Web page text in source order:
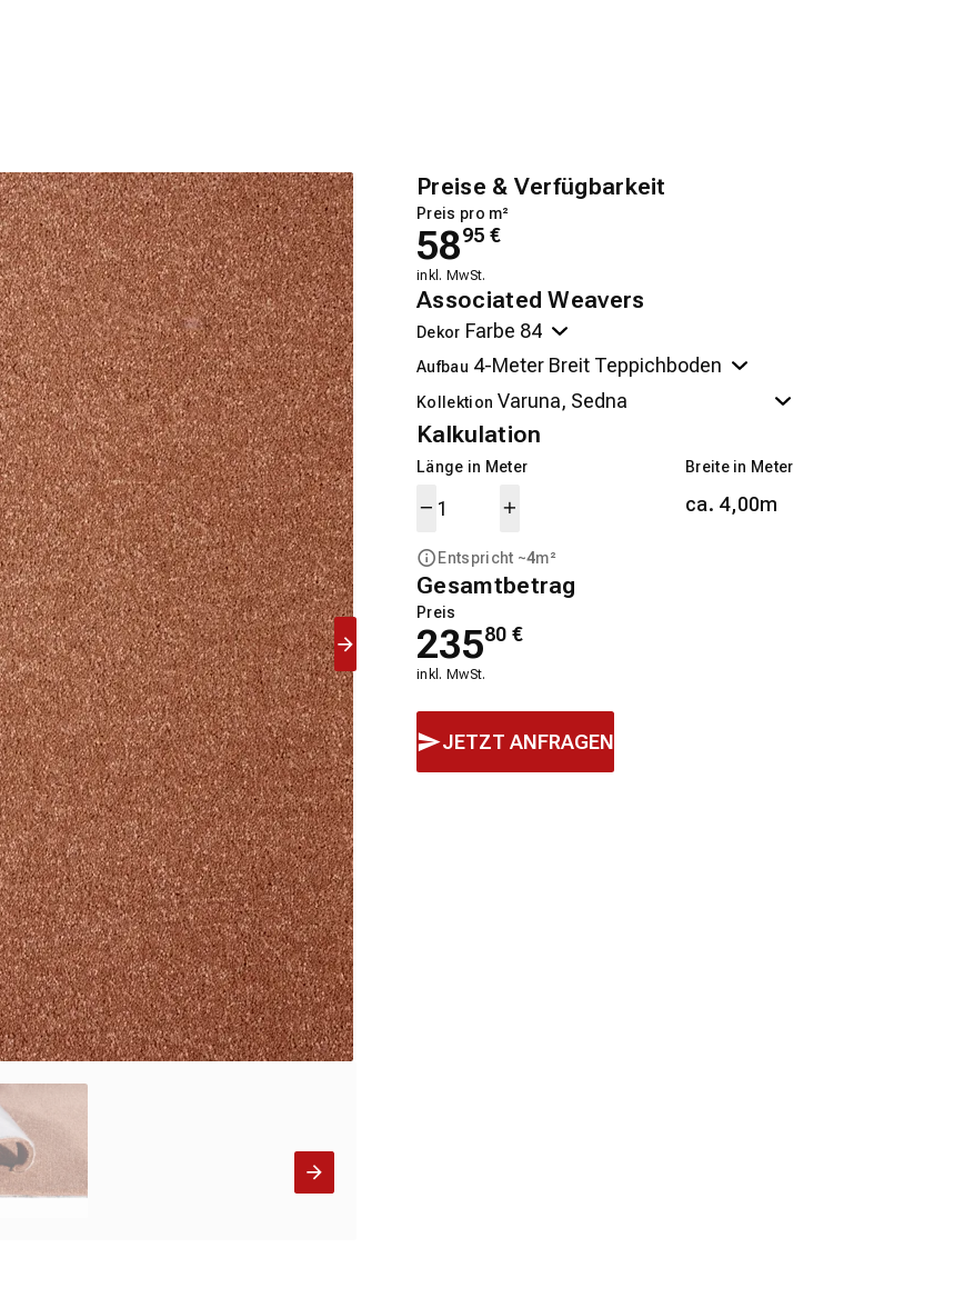
Preise & Verfügbarkeit
Preis pro m²
5895 €
inkl. MwSt.
Associated Weavers
Dekor
Aufbau
Kollektion
Kalkulation
Länge in Meter
Entspricht ~4m²
Breite in Meter
ca. 4,00m
Gesamtbetrag
Preis
23580 €
inkl. MwSt.
JETZT ANFRAGEN